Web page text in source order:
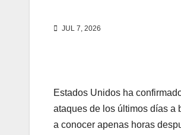
JUL 7, 2026
Estados Unidos ha
ataques de los últimos días a
a conocer apenas horas